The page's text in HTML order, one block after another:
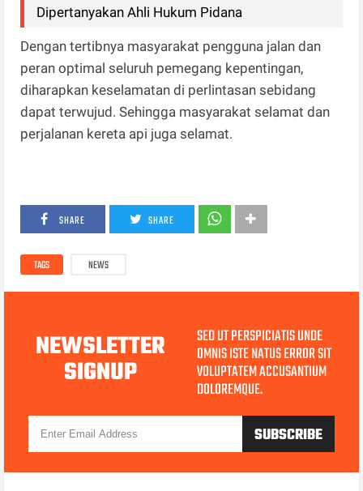
Dipertanyakan Ahli Hukum Pidana
Dengan tertibnya masyarakat pengguna jalan dan
peran optimal seluruh pemegang kepentingan,
diharapkan keselamatan di perlintasan sebidang
dapat terwujud. Sehingga masyarakat selamat dan
perjalanan kereta api juga selamat.
SHARE SHARE
TAGS NEWS
NEWSLETTER
SIGNUP
SED UT PERSPICIATIS UNDE
OMNIS ISTE NATUS ERROR SIT
VOLUPTATEM ACCUSANTIUM
DOLOREMQUE.